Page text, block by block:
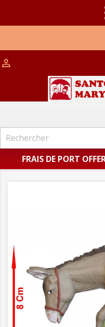

FRAIS DE PORT